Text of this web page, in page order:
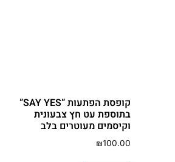
קופסת הפתעות “SAY YES”
בתוספת עט חץ צבעונית
וקיסמים מעוטרים בלב
₪100.00